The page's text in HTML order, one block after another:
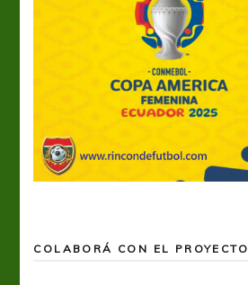
COLABORÁ CON EL PROYECTO